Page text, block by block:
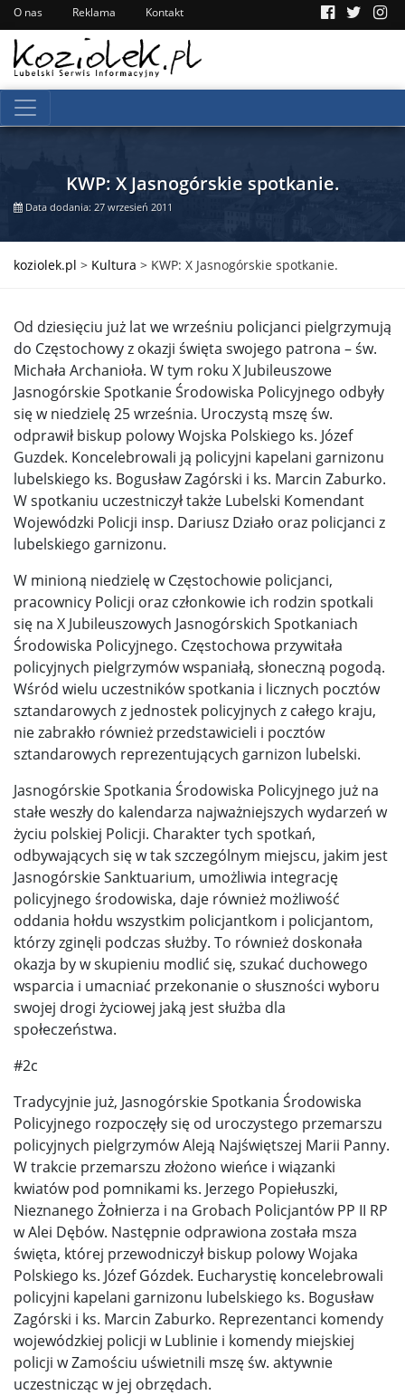
O nas Reklama Kontakt
KWP: X Jasnogórskie spotkanie.
Data dodania: 27 wrzesień 2011
koziolek.pl > Kultura > KWP: X Jasnogórskie spotkanie.
Od dziesięciu już lat we wrześniu policjanci pielgrzymują
do Częstochowy z okazji święta swojego patrona – św.
Michała Archanioła. W tym roku X Jubileuszowe
Jasnogórskie Spotkanie Środowiska Policyjnego odbyły
się w niedzielę 25 września. Uroczystą mszę św.
odprawił biskup polowy Wojska Polskiego ks. Józef
Guzdek. Koncelebrowali ją policyjni kapelani garnizonu
lubelskiego ks. Bogusław Zagórski i ks. Marcin Zaburko.
W spotkaniu uczestniczył także Lubelski Komendant
Wojewódzki Policji insp. Dariusz Działo oraz policjanci z
lubelskiego garnizonu.
W minioną niedzielę w Częstochowie policjanci,
pracownicy Policji oraz członkowie ich rodzin spotkali
się na X Jubileuszowych Jasnogórskich Spotkaniach
Środowiska Policyjnego. Częstochowa przywitała
policyjnych pielgrzymów wspaniałą, słoneczną pogodą.
Wśród wielu uczestników spotkania i licznych pocztów
sztandarowych z jednostek policyjnych z całego kraju,
nie zabrakło również przedstawicieli i pocztów
sztandarowych reprezentujących garnizon lubelski.
Jasnogórskie Spotkania Środowiska Policyjnego już na
stałe weszły do kalendarza najważniejszych wydarzeń w
życiu polskiej Policji. Charakter tych spotkań,
odbywających się w tak szczególnym miejscu, jakim jest
Jasnogórskie Sanktuarium, umożliwia integrację
policyjnego środowiska, daje również możliwość
oddania hołdu wszystkim policjantkom i policjantom,
którzy zginęli podczas służby. To również doskonała
okazja by w skupieniu modlić się, szukać duchowego
wsparcia i umacniać przekonanie o słuszności wyboru
swojej drogi życiowej jaką jest służba dla
społeczeństwa.
#2c
Tradycyjnie już, Jasnogórskie Spotkania Środowiska
Policyjnego rozpoczęły się od uroczystego przemarszu
policyjnych pielgrzymów Aleją Najświętszej Marii Panny.
W trakcie przemarszu złożono wieńce i wiązanki
kwiatów pod pomnikami ks. Jerzego Popiełuszki,
Nieznanego Żołnierza i na Grobach Policjantów PP II RP
w Alei Dębów. Następnie odprawiona została msza
święta, której przewodniczył biskup polowy Wojaka
Polskiego ks. Józef Gózdek. Eucharystię koncelebrowali
policyjni kapelani garnizonu lubelskiego ks. Bogusław
Zagórski i ks. Marcin Zaburko. Reprezentanci komendy
wojewódzkiej policji w Lublinie i komendy miejskiej
policji w Zamościu uświetnili mszę św. aktywnie
uczestnicząc w jej obrzędach.